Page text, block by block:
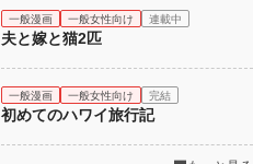
一般漫画 一般女性向け 連載中
夫と嫁と猫2匹
一般漫画 一般女性向け 完結
初めてのハワイ旅行記